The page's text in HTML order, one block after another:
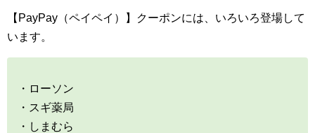
【PayPay（ペイペイ）】クーポンには、いろいろ登場して
います。
・ローソン
・スギ薬局
・しまむら